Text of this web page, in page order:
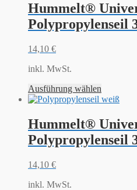
Hummelt®
Polypropylenseil
14,10 €
inkl. MwSt.
Ausführung wählen
Hummelt®
Polypropylenseil
14,10 €
inkl. MwSt.